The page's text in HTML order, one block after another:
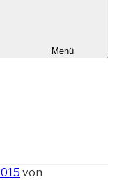
Menü
von